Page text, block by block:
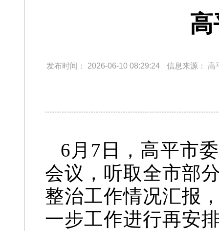
发布时间： 2026-06-10 08:29:24 信息来源： 高
6月7日，高平市
会议，听取全市部
整治工作情况汇报
一步工作进行再安